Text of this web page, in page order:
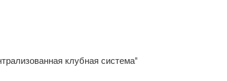
клубная система"